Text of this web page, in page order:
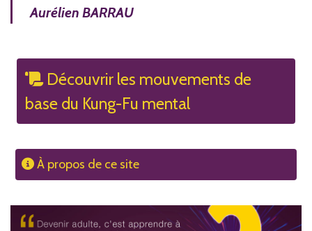
Aurélien BARRAU
Découvrir les mouvements de
base du Kung-Fu mental
À propos de ce site